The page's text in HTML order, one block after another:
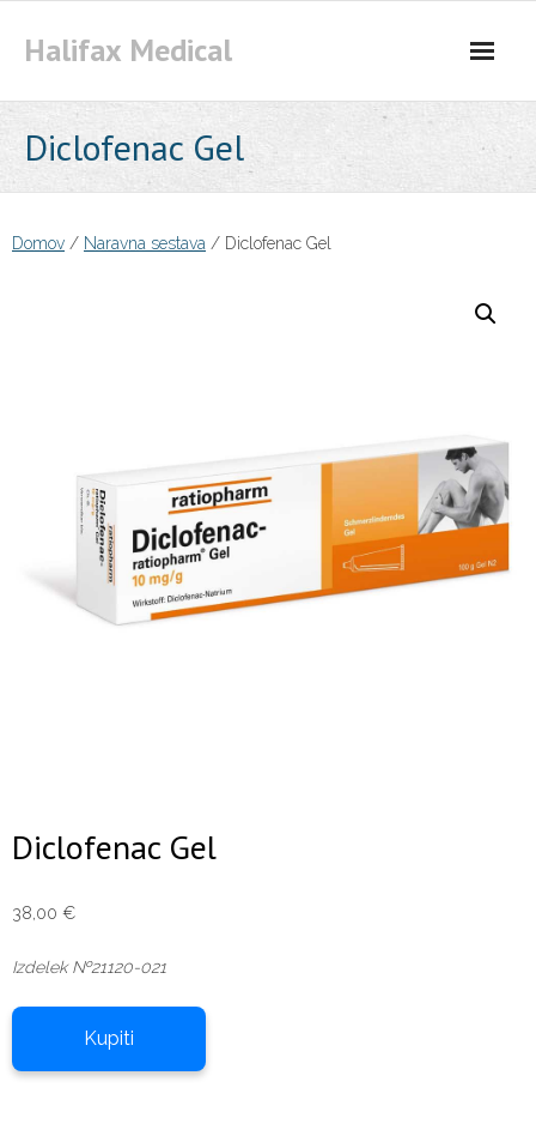
Halifax Medical
Diclofenac Gel
Domov / Naravna sestava / Diclofenac Gel
Diclofenac Gel
38,00 €
Izdelek №21120-021
Kupiti